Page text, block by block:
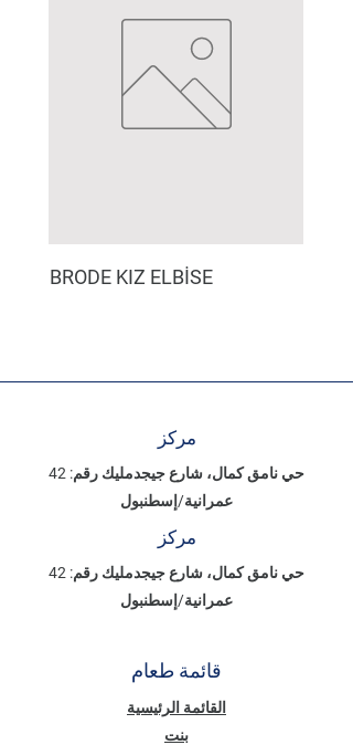
BRODE KIZ ELBİSE
مركز
حي نامق كمال، شارع جيجدمليك رقم: 42
عمرانية/إسطنبول
مركز
حي نامق كمال، شارع جيجدمليك رقم: 42
عمرانية/إسطنبول
قائمة طعام
القائمة الرئيسية
بنت